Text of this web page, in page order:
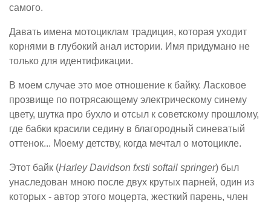
самого.
Давать имена мотоциклам традиция, которая уходит
корнями в глубокий анал истории. Имя придумано не
только для идентификации.
В моем случае это мое отношение к байку. Ласковое
прозвище по потрясающему электрическому синему
цвету, шутка про бухло и отсыл к советскому прошлому,
где бабки красили седину в благородный синеватый
оттенок... Моему детству, когда мечтал о мотоцикле.
Этот байк (Harley Davidson fxsti softail springer) был
унаследован мною после двух крутых парней, один из
которых - автор этого моцерта, жесткий парень, член